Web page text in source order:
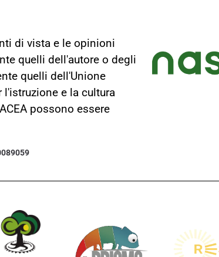
di vista e le opinioni
quelli dell'autore o degli
quelli dell'Unione
l'istruzione e la cultura
possono essere